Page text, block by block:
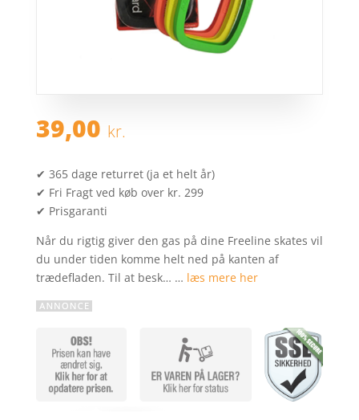
39,00 kr.
✔ 365 dage returret (ja et helt år)
✔ Fri Fragt ved køb over kr. 299
✔ Prisgaranti
Når du rigtig giver den gas på dine Freeline skates vil
du under tiden komme helt ned på kanten af
trædefladen. Til at besk… … læs mere her